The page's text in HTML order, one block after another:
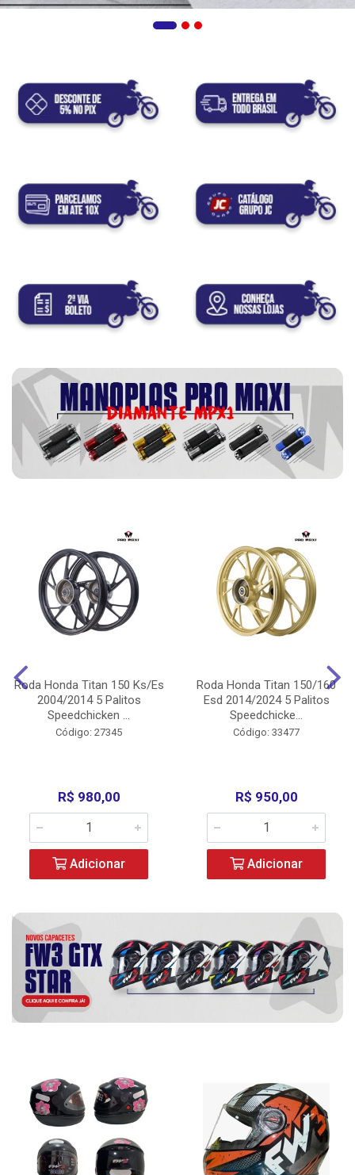
Roda Honda Titan 150 Ks/Es
2004/2014 5 Palitos
Speedchicken ...
Código: 27345
R$ 980,00
Adicionar
Roda Honda Titan 150/160
Esd 2014/2024 5 Palitos
Speedchicke...
Código: 33477
R$ 950,00
Adicionar